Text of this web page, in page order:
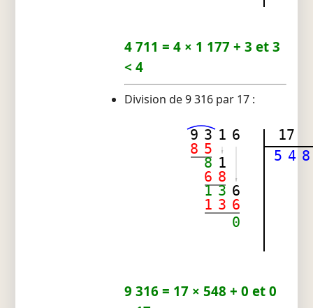
4 711 = 4 × 1 177 + 3 et 3
< 4
Division de 9 316 par 17 :
9 3 1 6
17
5 4 8
5
8
1
8
8
6
6
3
1
6
3
1
0
9 316 = 17 × 548 + 0 et 0